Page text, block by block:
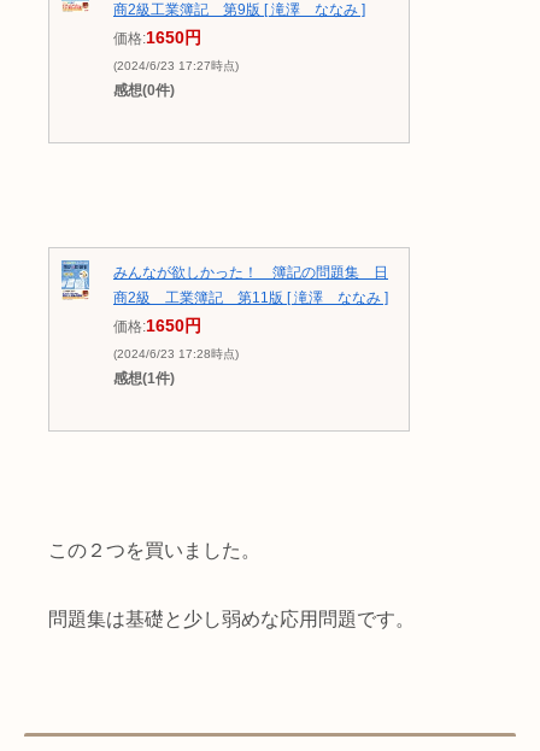
商2級工業簿記 第9版 [ 滝澤 ななみ ]
価格:1650円
(2024/6/23 17:27時点)
感想(0件)
みんなが欲しかった！ 簿記の問題集 日
商2級 工業簿記 第11版 [ 滝澤 ななみ ]
価格:1650円
(2024/6/23 17:28時点)
感想(1件)
この２つを買いました。
問題集は基礎と少し弱めな応用問題です。